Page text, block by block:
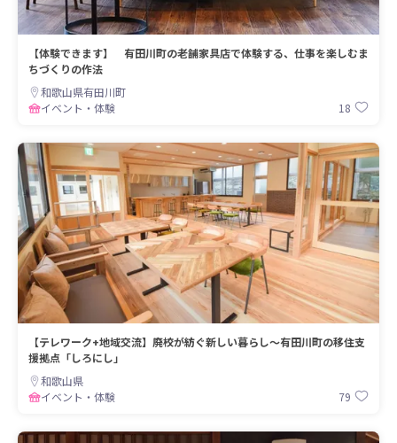
【体験できます】 有田川町の老舗家具店で体験する、仕事を楽しむま
ちづくりの作法
和歌山県有田川町
イベント・体験
18
【テレワーク+地域交流】廃校が紡ぐ新しい暮らし〜有田川町の移住支
援拠点「しろにし」
和歌山県
イベント・体験
79